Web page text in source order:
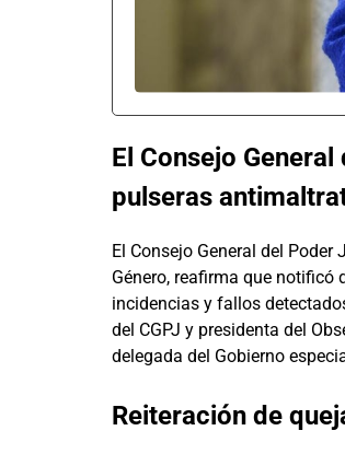
El Consejo
pulseras
El Consejo General del
Género, reafirma que notificó
incidencias y fallos
del CGPJ y presidenta del
delegada del Gobierno
Reiteración de